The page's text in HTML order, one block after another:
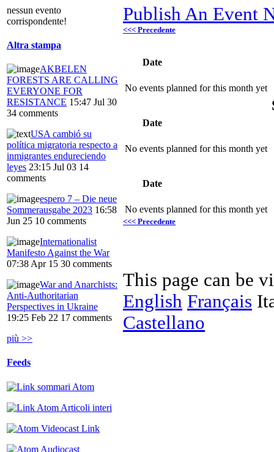
nessun evento
corrispondente!
Altra stampa
AKBELEN
FORESTS ARE CALLING
EVERYONE FOR
RESISTANCE 15:47 Jul 30
34 comments
USA cambió su
política migratoria respecto a
inmigrantes endureciendo
leyes 23:15 Jul 03 14
comments
espero 7 – Die neue
Sommerausgabe 2023 16:58
Jun 25 10 comments
Internationalist
Manifesto Against the War
07:38 Apr 15 30 comments
War and Anarchists:
Anti-Authoritarian
Perspectives in Ukraine
19:25 Feb 22 17 comments
più >>
Feeds
Publish An Event
<<< Precedente
Date
No events planned for this month yet
Date
No events planned for this month yet
Date
No events planned for this month yet
<<< Precedente
This page can be
English Français
Castellano